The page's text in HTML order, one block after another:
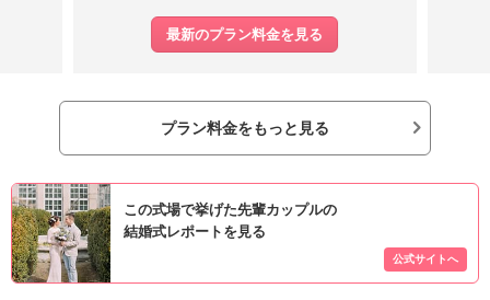
最新のプラン料金を見る
プラン料金をもっと見る
この式場で挙げた先輩カップルの
結婚式レポートを見る